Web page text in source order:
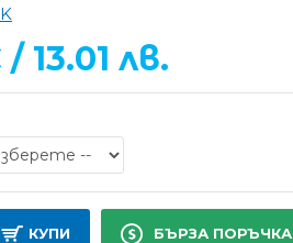
13.01 лв.
КУПИ БЪРЗА ПОРЪЧКА